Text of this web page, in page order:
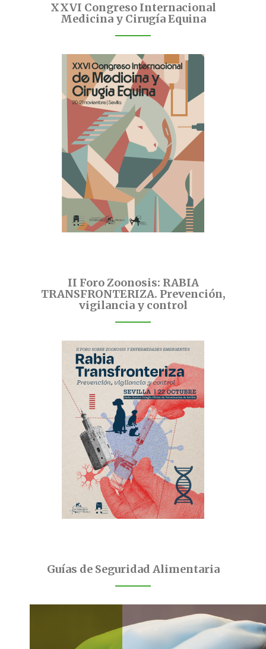
XXVI Congreso Internacional
Medicina y Cirugía Equina
II Foro Zoonosis: RABIA
TRANSFRONTERIZA. Prevención,
vigilancia y control
Guías de Seguridad Alimentaria